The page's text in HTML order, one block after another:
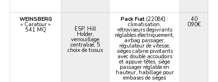
WEINSBERG
« Caratour »
541 MQ ESP, Hill
Holder,
verrouillage
centralisé, 5
choix de tissus
Pack Fiat (2208€) :
climatisation,
rétroviseurs degivrants
réglables électriquement,
airbag passager,
régulateur de vitesse,
sièges cabine pivotants
avec double accoudoirs
et appuie-têtes, siège
passager réglable en
hauteur, habillage pour
embases de sièges
40
090€